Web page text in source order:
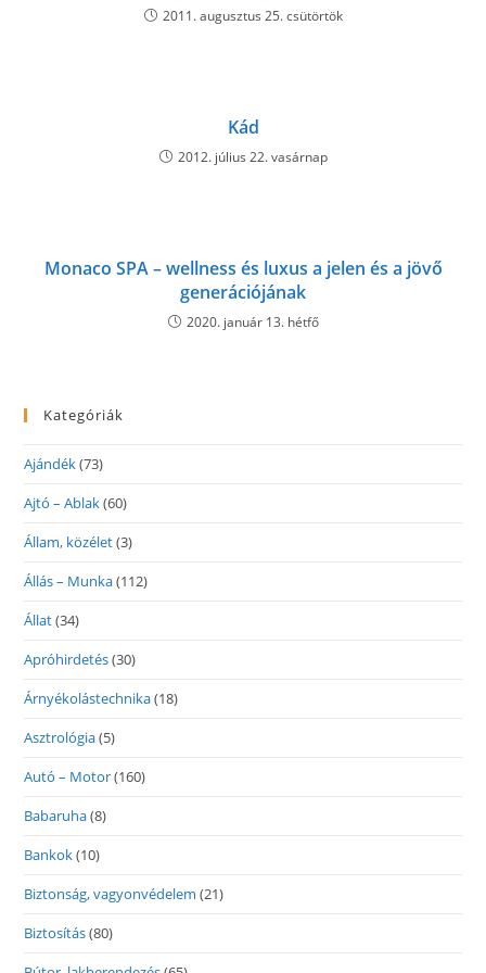
2011. augusztus 25. csütörtök
Kád
2012. július 22. vasárnap
Monaco SPA – wellness és luxus a jelen és a jövő
generációjának
2020. január 13. hétfő
Kategóriák
Ajándék(73)
Ajtó – Ablak(60)
Állam, közélet(3)
Állás – Munka(112)
Állat(34)
Apróhirdetés(30)
Árnyékolástechnika(18)
Asztrológia(5)
Autó – Motor(160)
Babaruha(8)
Bankok(10)
Biztonság, vagyonvédelem (21)
Biztosítás(80)